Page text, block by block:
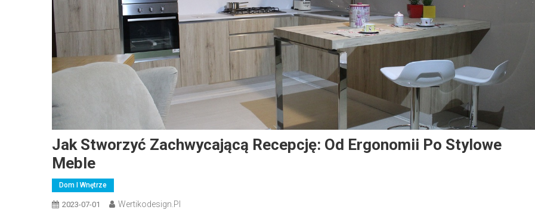
Jak Stworzyć Zachwycającą Recepcję: Od Ergonomii Po Stylowe
Meble
Dom I Wnętrze
2023-07-01 Wertikodesign.pl